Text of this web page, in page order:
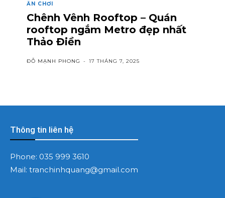
ĂN CHƠI
Chênh Vênh Rooftop – Quán
rooftop ngắm Metro đẹp nhất
Thảo Điền
ĐỖ MẠNH PHONG - 17 THÁNG 7, 2025
Thông tin liên hệ
Phone: 035 999 3610
Mail: tranchinhquang@gmail.com